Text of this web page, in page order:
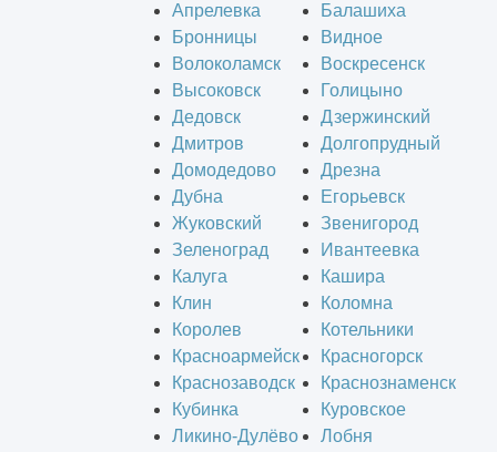
Апрелевка
Балашиха
Бронницы
Видное
Волоколамск
Воскресенск
Высоковск
Голицыно
Дедовск
Дзержинский
Дмитров
Долгопрудный
Домодедово
Дрезна
Дубна
Егорьевск
Жуковский
Звенигород
Зеленоград
Ивантеевка
Калуга
Кашира
Клин
Коломна
Королев
Котельники
Красноармейск
Красногорск
Краснозаводск
Краснознаменск
Кубинка
Куровское
Ликино-Дулёво
Лобня